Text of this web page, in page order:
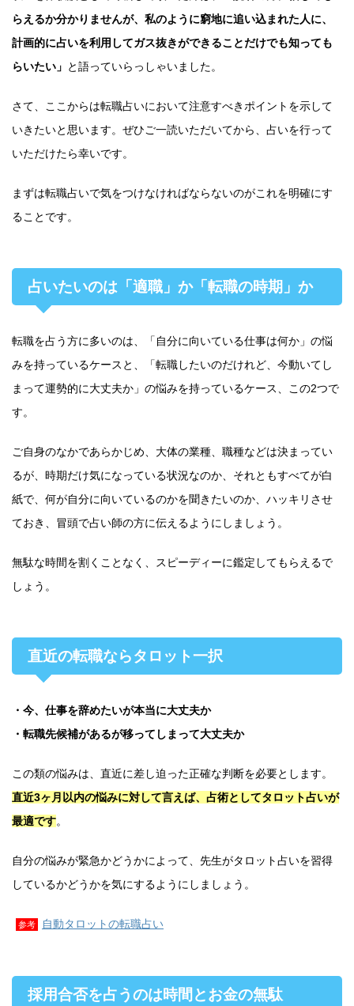
らえるか分かりませんが、私のように窮地に追い込まれた人に、
計画的に占いを利用してガス抜きができることだけでも知っても
らいたい」 と語っていらっしゃいました。
さて、ここからは転職占いにおいて注意すべきポイントを示して
いきたいと思います。ぜひご一読いただいてから、占いを行って
いただけたら幸いです。
まずは転職占いで気をつけなければならないのがこれを明確にす
ることです。
占いたいのは「適職」か「転職の時期」か
転職を占う方に多いのは、「自分に向いている仕事は何か」の悩
みを持っているケースと、「転職したいのだけれど、今動いてし
まって運勢的に大丈夫か」の悩みを持っているケース、この2つで
す。
ご自身のなかであらかじめ、大体の業種、職種などは決まってい
るが、時期だけ気になっている状況なのか、それともすべてが白
紙で、何が自分に向いているのかを聞きたいのか、ハッキリさせ
ておき、冒頭で占い師の方に伝えるようにしましょう。
無駄な時間を割くことなく、スピーディーに鑑定してもらえるで
しょう。
直近の転職ならタロット一択
・今、仕事を辞めたいが本当に大丈夫か
・転職先候補があるが移ってしまって大丈夫か
この類の悩みは、直近に差し迫った正確な判断を必要とします。
直近3ヶ月以内の悩みに対して言えば、占術としてタロット占いが
最適です。
自分の悩みが緊急かどうかによって、先生がタロット占いを習得
しているかどうかを気にするようにしましょう。
参考 自動タロットの転職占い
採用合否を占うのは時間とお金の無駄